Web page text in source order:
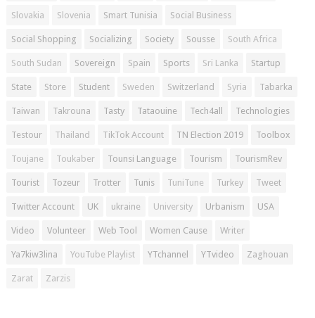
Slovakia Slovenia Smart Tunisia Social Business
Social Shopping Socializing Society Sousse South Africa
South Sudan Sovereign Spain Sports Sri Lanka Startup
State Store Student Sweden Switzerland Syria Tabarka
Taiwan Takrouna Tasty Tataouine Tech4all Technologies
Testour Thailand TikTok Account TN Election 2019 Toolbox
Toujane Toukaber Tounsi Language Tourism TourismRev
Tourist Tozeur Trotter Tunis TuniTune Turkey Tweet
Twitter Account UK ukraine University Urbanism USA
Video Volunteer Web Tool Women Cause Writer
Ya7kiw3lina YouTube Playlist YTchannel YTvideo Zaghouan
Zarat Zarzis